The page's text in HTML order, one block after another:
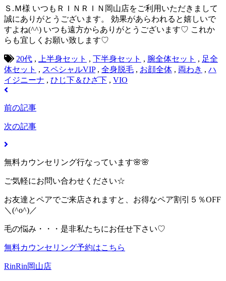
Ｓ.Ｍ様 いつもＲＩＮＲＩＮ岡山店をご利用いただきまして
誠にありがとうございます。 効果があらわれると嬉しいで
すよね(^^) いつも遠方からありがとうございます♡ これか
らも宜しくお願い致します♡
20代 , 上半身セット , 下半身セット , 腕全体セット , 足全
体セット , スペシャルVIP, 全身脱毛 , お顔全体 , 両わき , ハ
イジニーナ , ひじ下＆ひざ下 , VIO
前の記事
次の記事
無料カウンセリング行なっています🌸🌸
ご気軽にお問い合わせください☆
お友達とペアでご来店されますと、お得なペア割引５％OFF
＼(^o^)／
毛の悩み・・・是非私たちにお任せ下さい♡
無料カウンセリング予約はこちら
RinRin岡山店